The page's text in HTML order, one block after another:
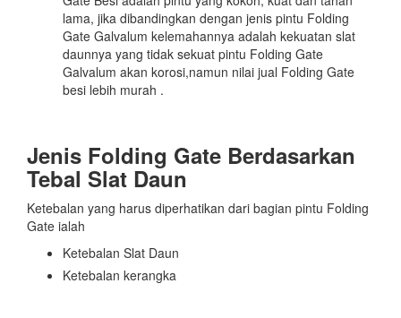
lama, jika dibandingkan dengan jenis pintu Folding
Gate Galvalum kelemahannya adalah kekuatan slat
daunnya yang tidak sekuat pintu Folding Gate
Galvalum akan korosi,namun nilai jual Folding Gate
besi lebih murah .
Jenis Folding Gate Berdasarkan
Tebal Slat Daun
Ketebalan yang harus diperhatikan dari bagian pintu Folding
Gate ialah
Ketebalan Slat Daun
Ketebalan kerangka